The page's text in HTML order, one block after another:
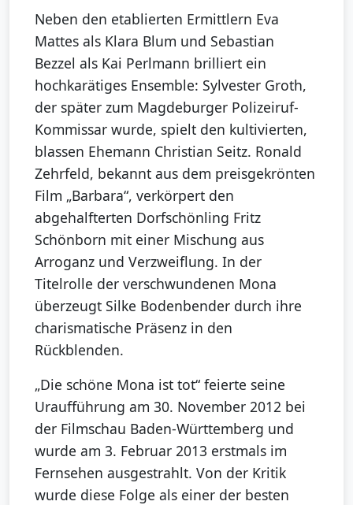
Neben den etablierten Ermittlern Eva
Mattes als Klara Blum und Sebastian
Bezzel als Kai Perlmann brilliert ein
hochkarätiges Ensemble: Sylvester Groth,
der später zum Magdeburger Polizeiruf-
Kommissar wurde, spielt den kultivierten,
blassen Ehemann Christian Seitz. Ronald
Zehrfeld, bekannt aus dem preisgekrönten
Film „Barbara“, verkörpert den
abgehalfterten Dorfschönling Fritz
Schönborn mit einer Mischung aus
Arroganz und Verzweiflung. In der
Titelrolle der verschwundenen Mona
überzeugt Silke Bodenbender durch ihre
charismatische Präsenz in den
Rückblenden.
„Die schöne Mona ist tot“ feierte seine
Uraufführung am 30. November 2012 bei
der Filmschau Baden-Württemberg und
wurde am 3. Februar 2013 erstmals im
Fernsehen ausgestrahlt. Von der Kritik
wurde diese Folge als einer der besten